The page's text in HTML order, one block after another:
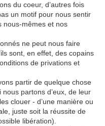
du coeur, d’autres fois
un motif pour nous sentir
nous-mêmes et nos
ne peut nous faire
sont, en effet, des copains
de privations et
partir de quelque chose
partons d’eux, de leur
clouer - d’une manière ou
juste soit la réussite de
libération).